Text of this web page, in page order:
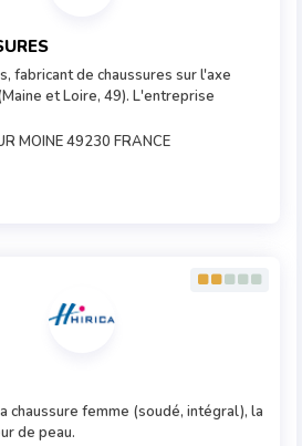
fabricant de chaussures sur l'axe
et Loire, 49). L'entreprise
MOINE 49230 FRANCE
chaussure femme (soudé, intégral), la
de peau.